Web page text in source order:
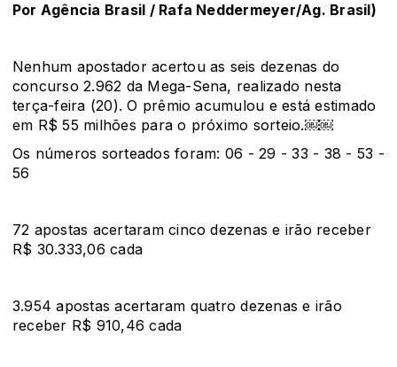
Por Agência Brasil / Rafa Neddermeyer/Ag. Brasil)
Nenhum apostador acertou as seis dezenas do
concurso 2.962 da Mega-Sena, realizado nesta
terça-feira (20). O prêmio acumulou e está estimado
em R$ 55 milhões para o próximo sorteio.￼￼
Os números sorteados foram: 06 - 29 - 33 - 38 - 53 -
56
72 apostas acertaram cinco dezenas e irão receber
R$ 30.333,06 cada
3.954 apostas acertaram quatro dezenas e irão
receber R$ 910,46 cada